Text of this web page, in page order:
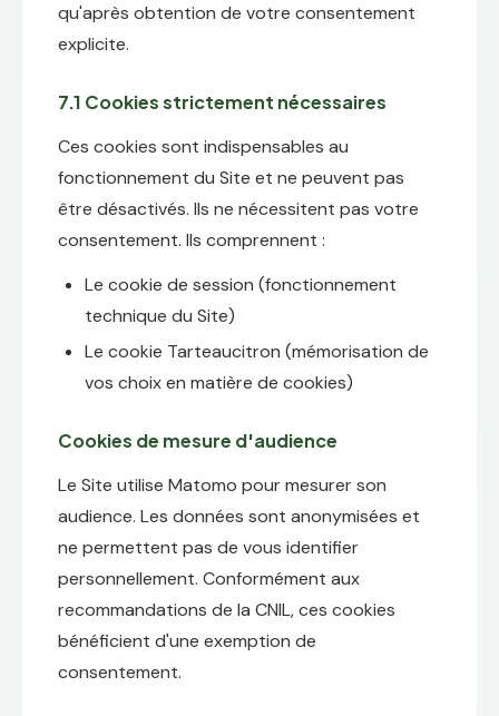
qu'après obtention de votre consentement
explicite.
7.1 Cookies strictement nécessaires
Ces cookies sont indispensables au
fonctionnement du Site et ne peuvent pas
être désactivés. Ils ne nécessitent pas votre
consentement. Ils comprennent :
Le cookie de session (fonctionnement
technique du Site)
Le cookie Tarteaucitron (mémorisation de
vos choix en matière de cookies)
Cookies de mesure d'audience
Le Site utilise Matomo pour mesurer son
audience. Les données sont anonymisées et
ne permettent pas de vous identifier
personnellement. Conformément aux
recommandations de la CNIL, ces cookies
bénéficient d'une exemption de
consentement.